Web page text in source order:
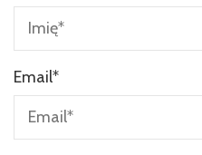
Email*